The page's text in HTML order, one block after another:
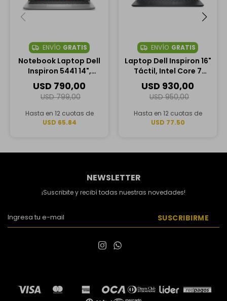
ENVÍO GRATIS
Notebook Laptop Dell
Inspiron 5441 14",
Qualcomm
Snapdragon X Plus,
16GB RAM, 1TB SSD
USD 790,00
USD 799,00
Hasta en 12 cuotas de
USD 65.84
ENVÍO GRATIS
Laptop Dell Inspiron 16"
Táctil, Intel Core 7
150U, 16GB RAM, 1TB SSD
USD 930,00
USD 950,00
Hasta en 12 cuotas de
USD 77.50
NEWSLETTER
¡Suscribite y recibí todas nuestras novedades!
SUSCRIBIRME
 